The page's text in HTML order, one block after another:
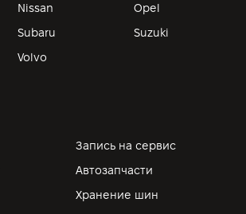
Nissan
Opel
Subaru
Suzuki
Volvo
Запись на сервис
Автозапчасти
Хранение шин